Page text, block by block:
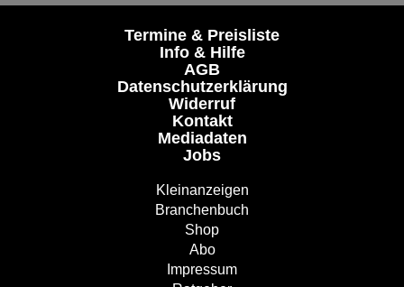
Termine & Preisliste
Info & Hilfe
AGB
Datenschutzerklärung
Widerruf
Kontakt
Mediadaten
Jobs
Kleinanzeigen
Branchenbuch
Shop
Abo
Impressum